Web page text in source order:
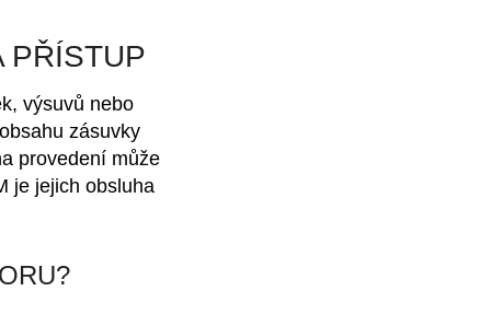
PŘÍSTUP
výsuvů nebo
zásuvky
provedení může
je jejich obsluha